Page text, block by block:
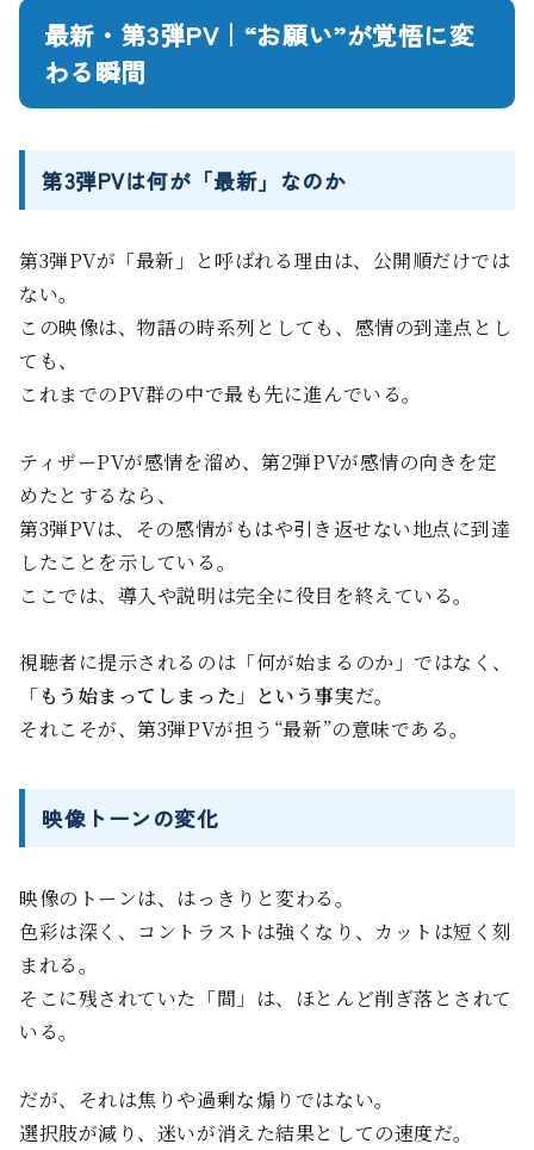
最新・第3弾PV｜“お願い”が覚悟に変
わる瞬間
第3弾PVは何が「最新」なのか
第3弾PVが「最新」と呼ばれる理由は、公開順だけでは
ない。
この映像は、物語の時系列としても、感情の到達点とし
ても、
これまでのPV群の中で最も先に進んでいる。
ティザーPVが感情を溜め、第2弾PVが感情の向きを定
めたとするなら、
第3弾PVは、その感情がもはや引き返せない地点に到達
したことを示している。
ここでは、導入や説明は完全に役目を終えている。
視聴者に提示されるのは「何が始まるのか」ではなく、
「もう始まってしまった」という事実だ。
それこそが、第3弾PVが担う“最新”の意味である。
映像トーンの変化
映像のトーンは、はっきりと変わる。
色彩は深く、コントラストは強くなり、カットは短く刻
まれる。
そこに残されていた「間」は、ほとんど削ぎ落とされて
いる。
だが、それは焦りや過剰な煽りではない。
選択肢が減り、迷いが消えた結果としての速度だ。